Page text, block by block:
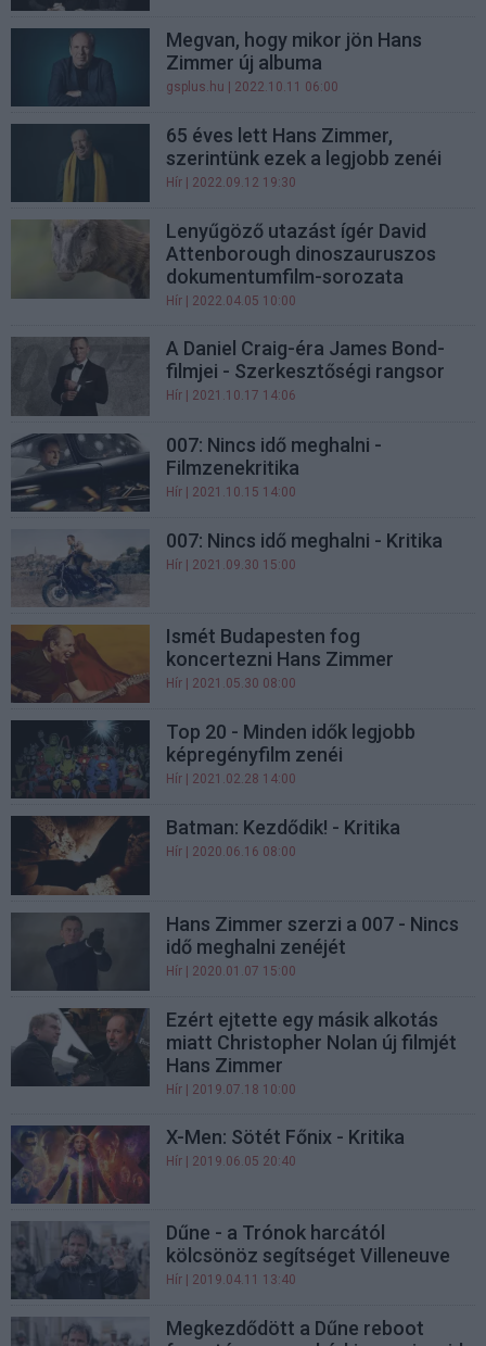
Megvan, hogy mikor jön Hans
Zimmer új albuma
gsplus.hu | 2022.10.11 06:00
65 éves lett Hans Zimmer,
szerintünk ezek a legjobb zenéi
Hír | 2022.09.12 19:30
Lenyűgöző utazást ígér David
Attenborough dinoszauruszos
dokumentumfilm-sorozata
Hír | 2022.04.05 10:00
A Daniel Craig-éra James Bond-
filmjei - Szerkesztőségi rangsor
Hír | 2021.10.17 14:06
007: Nincs idő meghalni -
Filmzenekritika
Hír | 2021.10.15 14:00
007: Nincs idő meghalni - Kritika
Hír | 2021.09.30 15:00
Ismét Budapesten fog
koncertezni Hans Zimmer
Hír | 2021.05.30 08:00
Top 20 - Minden idők legjobb
képregényfilm zenéi
Hír | 2021.02.28 14:00
Batman: Kezdődik! - Kritika
Hír | 2020.06.16 08:00
Hans Zimmer szerzi a 007 - Nincs
idő meghalni zenéjét
Hír | 2020.01.07 15:00
Ezért ejtette egy másik alkotás
miatt Christopher Nolan új filmjét
Hans Zimmer
Hír | 2019.07.18 10:00
X-Men: Sötét Főnix - Kritika
Hír | 2019.06.05 20:40
Dűne - a Trónok harcától
kölcsönöz segítséget Villeneuve
Hír | 2019.04.11 13:40
Megkezdődött a Dűne reboot